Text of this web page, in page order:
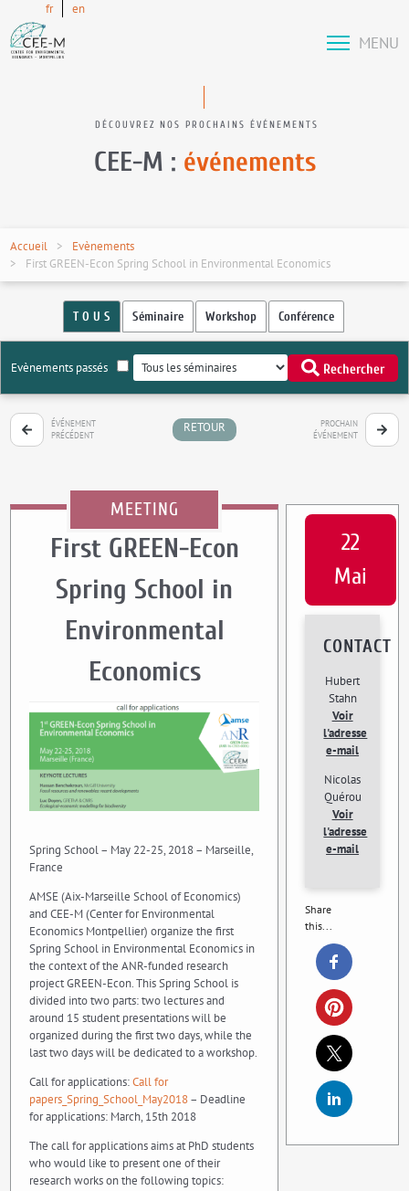
fr en
MENU
DÉCOUVREZ NOS PROCHAINS ÉVÉNEMENTS
CEE-M : événements
Accueil
Evènements
First GREEN-Econ Spring School in Environmental Economics
T O U S Séminaire Workshop Conférence
Evènements passés Rechercher
ÉVÉNEMENT
PRÉCÉDENT
RETOUR
PROCHAIN
ÉVÉNEMENT
MEETING
First GREEN-Econ
Spring School in
Environmental
Economics
Spring School – May 22-25, 2018 – Marseille,
France
AMSE (Aix-Marseille School of Economics)
and CEE-M (Center for Environmental
Economics Montpellier) organize the first
Spring School in Environmental Economics in
the context of the ANR-funded research
project GREEN-Econ. This Spring School is
divided into two parts: two lectures and
around 15 student presentations will be
organized during the first two days, while the
last two days will be dedicated to a workshop.
Call for applications:Call for
papers_Spring_School_May2018– Deadline
for applications: March, 15th 2018
The call for applications aims at PhD students
who would like to present one of their
research works on the following topics:
22
Mai
CONTACT
Hubert
Stahn
Voir
l'adresse
e-mail
Nicolas
Quérou
Voir
l'adresse
e-mail
Share
this...